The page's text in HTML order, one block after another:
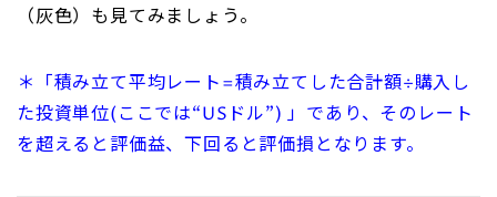
（灰色）も見てみましょう。
＊「積み立て平均レート=積み立てした合計額÷購入し
た投資単位(ここでは“USドル”) 」であり、そのレート
を超えると評価益、下回ると評価損となります。